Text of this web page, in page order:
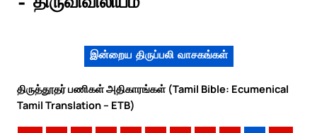
இன்றைய திருப்பலி வாசகங்கள்
திருத்தூதர் பணிகள் அதிகாரங்கள் (Tamil Bible: Ecumenical
Tamil Translation – ETB)